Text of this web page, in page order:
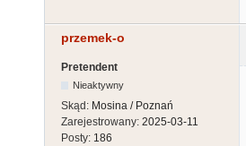
przemek-o
Pretendent
Nieaktywny
Skąd: Mosina / Poznań
Zarejestrowany: 2025-03-11
Posty: 186